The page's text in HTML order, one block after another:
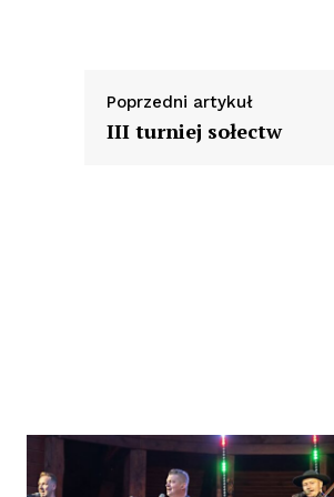
Poprzedni artykuł
III turniej sołectw